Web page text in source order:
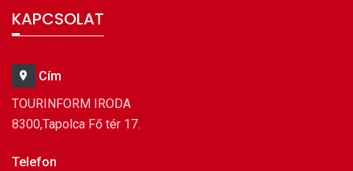
KAPCSOLAT
Cím
TOURINFORM IRODA
8300,Tapolca Fő tér 17.
Telefon